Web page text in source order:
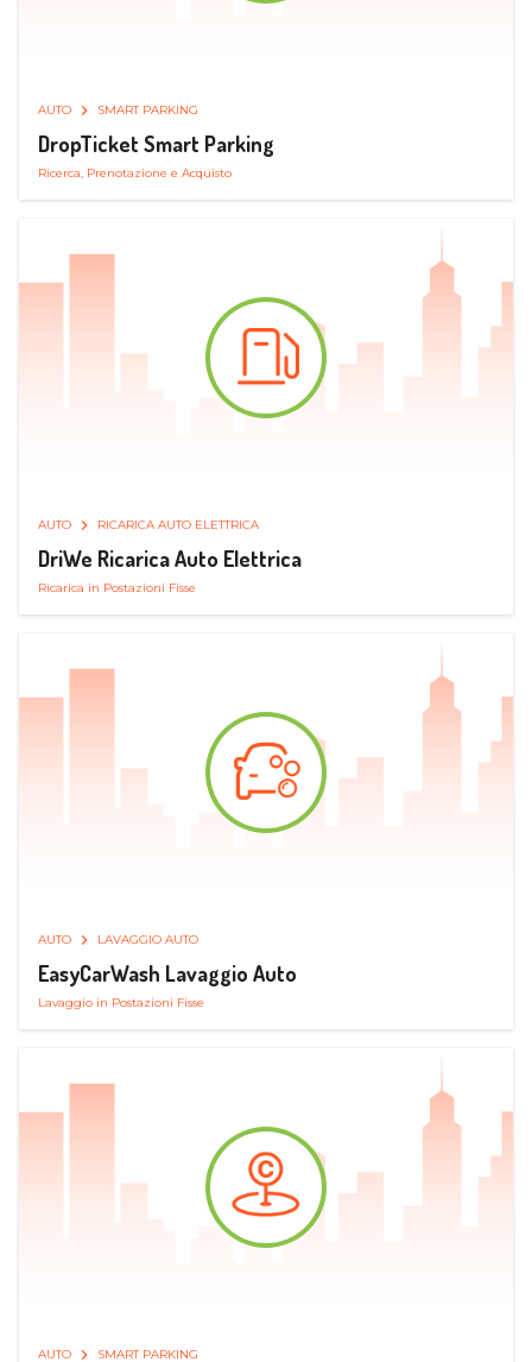
AUTO SMART PARKING
DropTicket Smart Parking
Ricerca, Prenotazione e Acquisto
AUTO RICARICA AUTO ELETTRICA
DriWe Ricarica Auto Elettrica
Ricarica in Postazioni Fisse
AUTO LAVAGGIO AUTO
EasyCarWash Lavaggio Auto
Lavaggio in Postazioni Fisse
AUTO SMART PARKING